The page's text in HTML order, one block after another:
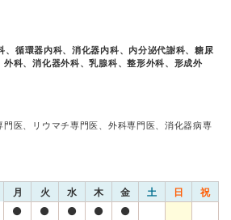
、循環器内科、消化器内科、内分泌代謝科、糖尿
科、消化器外科、乳腺科、整形外科、形成外
医、リウマチ専門医、外科専門医、消化器病専
月 火 水 木 金 土 日 祝